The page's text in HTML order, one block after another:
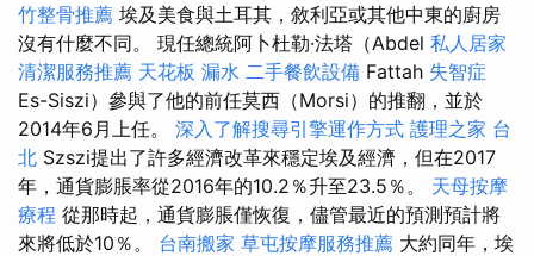
竹整骨推薦 埃及美食與土耳其，敘利亞或其他中東的廚房
沒有什麼不同。 現任總統阿卜杜勒·法塔（Abdel 私人居家
清潔服務推薦 天花板 漏水 二手餐飲設備 Fattah 失智症
Es-Siszi）參與了他的前任莫西（Morsi）的推翻，並於
2014年6月上任。 深入了解搜尋引擎運作方式 護理之家 台
北 Szszi提出了許多經濟改革來穩定埃及經濟，但在2017
年，通貨膨脹率從2016年的10.2％升至23.5％。 天母按摩
療程 從那時起，通貨膨脹僅恢復，儘管最近的預測預計將
來將低於10％。 台南搬家 草屯按摩服務推薦 大約同年，埃